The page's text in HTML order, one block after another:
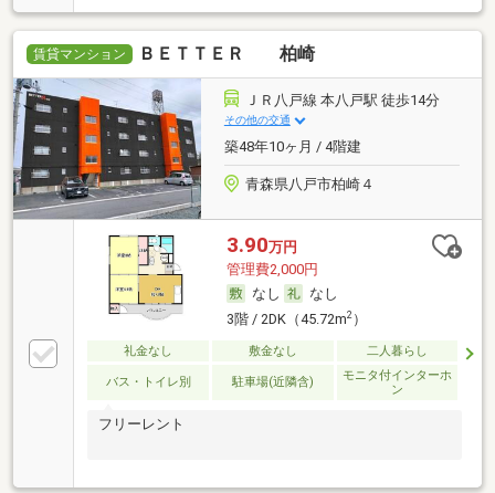
賃貸マンション ＢＥＴＴＥＲ 柏崎
ＪＲ八戸線 本八戸駅 徒歩14分
その他の交通
築48年10ヶ月 / 4階建
青森県八戸市柏崎４
3.90万円
管理費2,000円
なし
なし
3階 / 2DK（45.72m2）
礼金なし 敷金なし 二人暮らし
バス・トイレ別 駐車場(近隣含)
モニタ付インターホ
ン
フリーレント